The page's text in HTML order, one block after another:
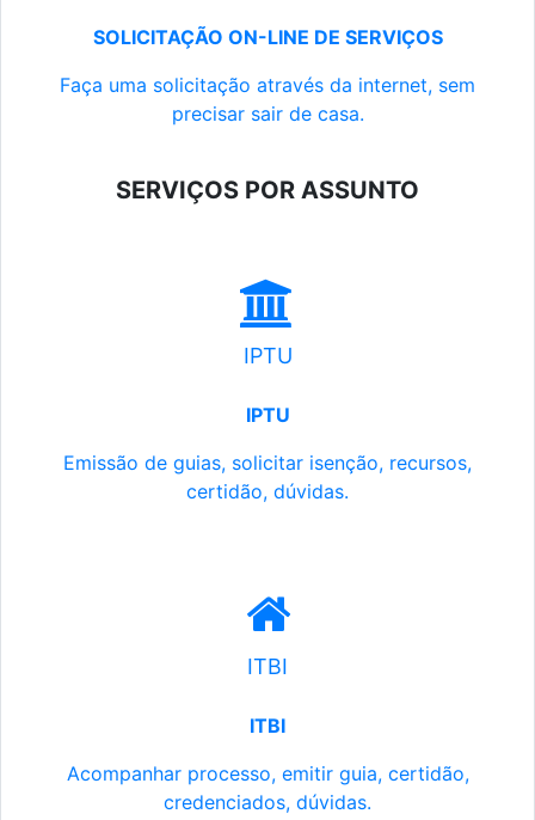
SOLICITAÇÃO ON-LINE DE SERVIÇOS
Faça uma solicitação através da internet, sem
precisar sair de casa.
SERVIÇOS POR ASSUNTO
IPTU
IPTU
Emissão de guias, solicitar isenção, recursos,
certidão, dúvidas.
ITBI
ITBI
Acompanhar processo, emitir guia, certidão,
credenciados, dúvidas.